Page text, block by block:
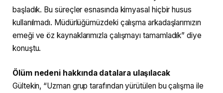
başladık. Bu süreçler esnasında kimyasal hiçbir husus
kullanılmadı. Müdürlüğümüzdeki çalışma arkadaşlarımızın
emeği ve öz kaynaklarımızla çalışmayı tamamladık” diye
konuştu.
Ölüm nedeni hakkında datalara ulaşılacak
Gültekin, “Uzman grup tarafından yürütülen bu çalışma ile